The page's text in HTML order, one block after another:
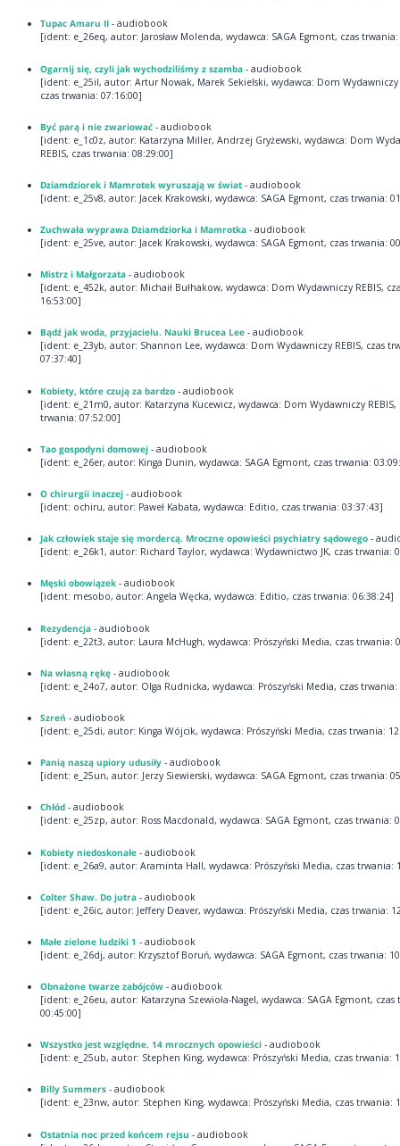
Tupac Amaru II- audiobook
[ident: e_26eq, autor: Jarosław Molenda, wydawca: SAGA Egmont, czas
Ogarnij się, czyli jak wychodziliśmy z szamba- audiobook
[ident: e_25il, autor: Artur Nowak, Marek Sekielski, wydawca: Dom Wydawniczy
czas trwania: 07:16:00]
Być parą i nie zwariować- audiobook
[ident: e_1c0z, autor: Katarzyna Miller, Andrzej Gryżewski, wydawca: Dom
REBIS, czas trwania: 08:29:00]
Dziamdziorek i Mamrotek wyruszają w świat- audiobook
[ident: e_25v8, autor: Jacek Krakowski, wydawca: SAGA Egmont, czas trwania:
Zuchwała wyprawa Dziamdziorka i Mamrotka- audiobook
[ident: e_25ve, autor: Jacek Krakowski, wydawca: SAGA Egmont, czas trwania:
Mistrz i Małgorzata- audiobook
[ident: e_452k, autor: Michaił Bułhakow, wydawca: Dom Wydawniczy REBIS,
16:53:00]
Bądź jak woda, przyjacielu. Nauki Brucea Lee- audiobook
[ident: e_23yb, autor: Shannon Lee, wydawca: Dom Wydawniczy REBIS, czas
07:37:40]
Kobiety, które czują za bardzo- audiobook
[ident: e_21m0, autor: Katarzyna Kucewicz, wydawca: Dom Wydawniczy REBIS,
trwania: 07:52:00]
Tao gospodyni domowej - audiobook
[ident: e_26er, autor: Kinga Dunin, wydawca: SAGA Egmont, czas trwania:
O chirurgii inaczej - audiobook
[ident: ochiru, autor: Paweł Kabata, wydawca: Editio, czas trwania: 03:37:43]
Jak człowiek staje się mordercą. Mroczne opowieści psychiatry sądowego-
[ident: e_26k1, autor: Richard Taylor, wydawca: Wydawnictwo JK, czas trwania:
Męski obowiązek - audiobook
[ident: mesobo, autor: Angela Węcka, wydawca: Editio, czas trwania: 06:38:24]
Rezydencja - audiobook
[ident: e_22t3, autor: Laura McHugh, wydawca: Prószyński Media, czas trwania:
Na własną rękę- audiobook
[ident: e_24o7, autor: Olga Rudnicka, wydawca: Prószyński Media, czas trwania:
Szreń - audiobook
[ident: e_25di, autor: Kinga Wójcik, wydawca: Prószyński Media, czas trwania:
Panią naszą upiory udusiły- audiobook
[ident: e_25un, autor: Jerzy Siewierski, wydawca: SAGA Egmont, czas trwania:
Chłód - audiobook
[ident: e_25zp, autor: Ross Macdonald, wydawca: SAGA Egmont, czas trwania:
Kobiety niedoskonałe- audiobook
[ident: e_26a9, autor: Araminta Hall, wydawca: Prószyński Media, czas trwania:
Colter Shaw. Do jutra- audiobook
[ident: e_26ic, autor: Jeffery Deaver, wydawca: Prószyński Media, czas trwania:
Małe zielone ludziki 1 - audiobook
[ident: e_26dj, autor: Krzysztof Boruń, wydawca: SAGA Egmont, czas trwania:
Obnażone twarze zabójców- audiobook
[ident: e_26eu, autor: Katarzyna Szewioła-Nagel, wydawca: SAGA Egmont, czas
00:45:00]
Wszystko jest względne. 14 mrocznych opowieści - audiobook
[ident: e_25ub, autor: Stephen King, wydawca: Prószyński Media, czas trwania:
Billy Summers- audiobook
[ident: e_23nw, autor: Stephen King, wydawca: Prószyński Media, czas trwania:
Ostatnia noc przed końcem rejsu - audiobook